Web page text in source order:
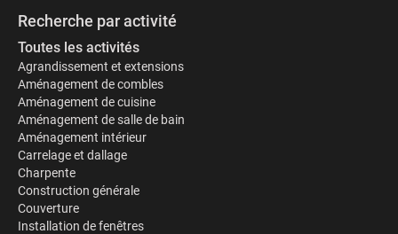
Recherche par activité
Toutes les activités
Agrandissement et extensions
Aménagement de combles
Aménagement de cuisine
Aménagement de salle de bain
Aménagement intérieur
Carrelage et dallage
Charpente
Construction générale
Couverture
Installation de fenêtres